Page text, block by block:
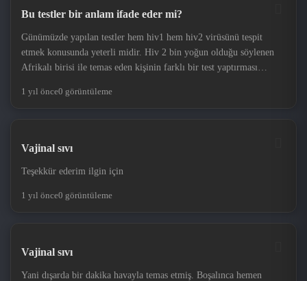
Bu testler bir anlam ifade eder mi?
Günümüzde yapılan testler hem hiv1 hem hiv2 virüsünü tespit
etmek konusunda yeterli midir. Hiv 2 bin yoğun olduğu söylenen
Afrikalı birisi ile temas eden kişinin farklı bir test yaptırması
1 yıl önce0 görüntüleme
Vajinal sıvı
Teşekkür ederim ilgin için
1 yıl önce0 görüntüleme
Vajinal sıvı
Yani dışarda bir dakika havayla temas etmiş. Boşalınca hemen